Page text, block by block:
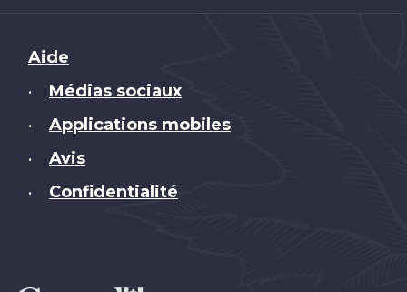
Brand
Aide
• Médias sociaux
• Applications mobiles
• Avis
• Confidentialité